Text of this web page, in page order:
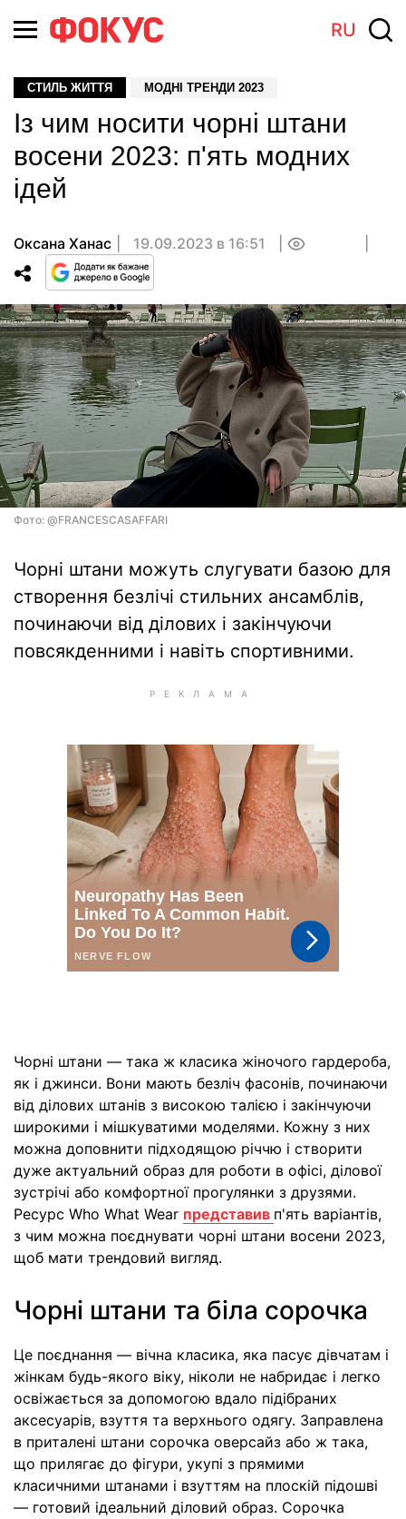
RU
СТИЛЬ ЖИТТЯ МОДНІ ТРЕНДИ 2023
Із чим носити чорні штани
восени 2023: п'ять модних
ідей
Оксана Ханас 19.09.2023 в 16:51
Фото: @FRANCESCASAFFARI
Чорні штани можуть слугувати базою для
створення безлічі стильних ансамблів,
починаючи від ділових і закінчуючи
повсякденними і навіть спортивними.
Чорні штани — така ж класика жіночого гардероба,
як і джинси. Вони мають безліч фасонів, починаючи
від ділових штанів з високою талією і закінчуючи
широкими і мішкуватими моделями. Кожну з них
можна доповнити підходящою річчю і створити
дуже актуальний образ для роботи в офісі, ділової
зустрічі або комфортної прогулянки з друзями.
Ресурс Who What Wear представив п'ять варіантів,
з чим можна поєднувати чорні штани восени 2023,
щоб мати трендовий вигляд.
Чорні штани та біла сорочка
Це поєднання — вічна класика, яка пасує дівчатам і
жінкам будь-якого віку, ніколи не набридає і легко
освіжається за допомогою вдало підібраних
аксесуарів, взуття та верхнього одягу. Заправлена
в приталені штани сорочка оверсайз або ж така,
що прилягає до фігури, укупі з прямими
класичними штанами і взуттям на плоскій підошві
— готовий ідеальний діловий образ. Сорочка